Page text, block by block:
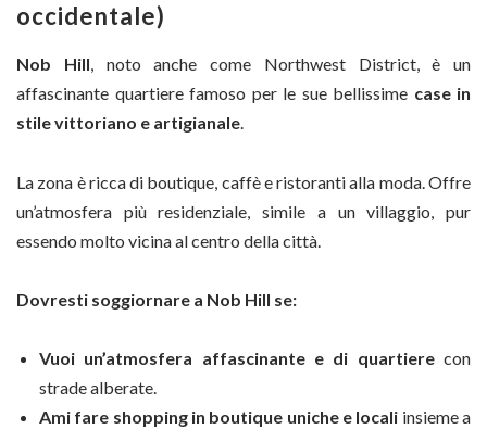
occidentale)
Nob Hill, noto anche come Northwest District, è un
affascinante quartiere famoso per le sue bellissime case in
stile vittoriano e artigianale.
La zona è ricca di boutique, caffè e ristoranti alla moda. Offre
un’atmosfera più residenziale, simile a un villaggio, pur
essendo molto vicina al centro della città.
Dovresti soggiornare a Nob Hill se:
Vuoi un’atmosfera affascinante e di quartierecon
strade alberate.
Ami fare shopping in boutique uniche e locali insieme a